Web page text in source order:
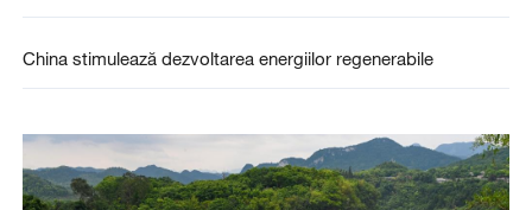
China stimulează dezvoltarea energiilor regenerabile